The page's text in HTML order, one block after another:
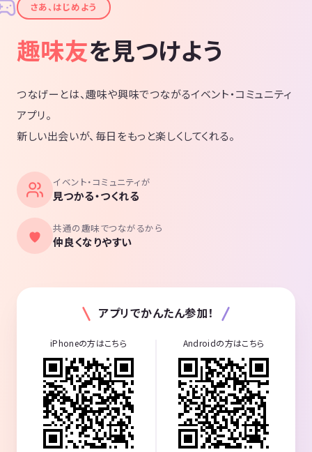
さあ、はじめよう
趣味友を見つけよう
つなげーとは、趣味や興味でつながるイベント・コミュニティ
アプリ。
新しい出会いが、毎日をもっと楽しくしてくれる。
イベント・コミュニティが
見つかる・つくれる
共通の趣味でつながるから
仲良くなりやすい
アプリでかんたん参加！
iPhoneの方はこちら Androidの方はこちら